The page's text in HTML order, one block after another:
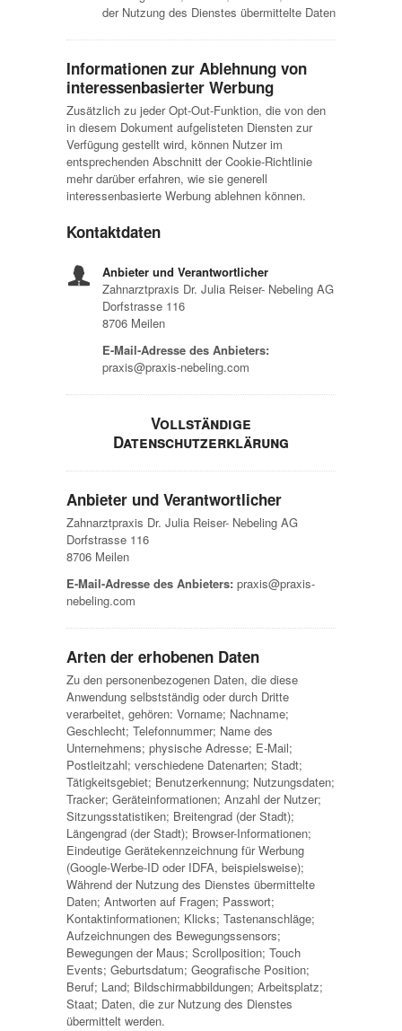
der Nutzung des Dienstes übermittelte Daten
Informationen zur Ablehnung von
interessenbasierter Werbung
Zusätzlich zu jeder Opt-Out-Funktion, die von den
in diesem Dokument aufgelisteten Diensten zur
Verfügung gestellt wird, können Nutzer im
entsprechenden Abschnitt der Cookie-Richtlinie
mehr darüber erfahren, wie sie generell
interessenbasierte Werbung ablehnen können.
Kontaktdaten
Anbieter und Verantwortlicher
Zahnarztpraxis Dr. Julia Reiser- Nebeling AG
Dorfstrasse 116
8706 Meilen
E-Mail-Adresse des Anbieters:
praxis@praxis-nebeling.com
Vollständige
Datenschutzerklärung
Anbieter und Verantwortlicher
Zahnarztpraxis Dr. Julia Reiser- Nebeling AG
Dorfstrasse 116
8706 Meilen
E-Mail-Adresse des Anbieters: praxis@praxis-
nebeling.com
Arten der erhobenen Daten
Zu den personenbezogenen Daten, die diese
Anwendung selbstständig oder durch Dritte
verarbeitet, gehören: Vorname; Nachname;
Geschlecht; Telefonnummer; Name des
Unternehmens; physische Adresse; E-Mail;
Postleitzahl; verschiedene Datenarten; Stadt;
Tätigkeitsgebiet; Benutzerkennung; Nutzungsdaten;
Tracker; Geräteinformationen; Anzahl der Nutzer;
Sitzungsstatistiken; Breitengrad (der Stadt);
Längengrad (der Stadt); Browser-Informationen;
Eindeutige Gerätekennzeichnung für Werbung
(Google-Werbe-ID oder IDFA, beispielsweise);
Während der Nutzung des Dienstes übermittelte
Daten; Antworten auf Fragen; Passwort;
Kontaktinformationen; Klicks; Tastenanschläge;
Aufzeichnungen des Bewegungssensors;
Bewegungen der Maus; Scrollposition; Touch
Events; Geburtsdatum; Geografische Position;
Beruf; Land; Bildschirmabbildungen; Arbeitsplatz;
Staat; Daten, die zur Nutzung des Dienstes
übermittelt werden.